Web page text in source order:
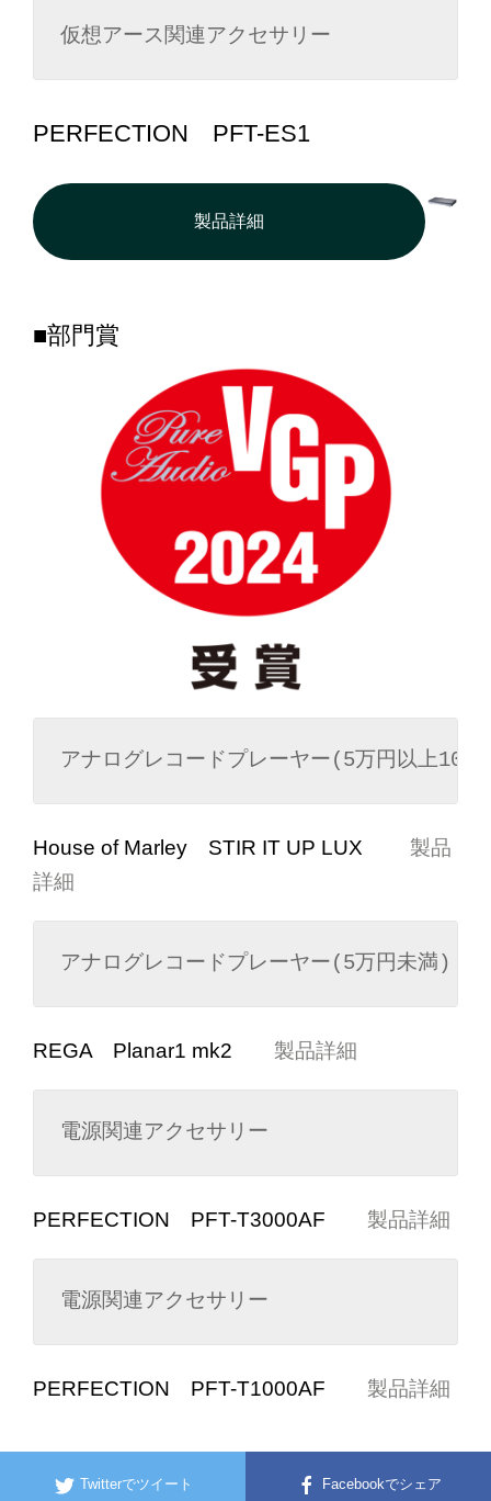
仮想アース関連アクセサリー
PERFECTION PFT-ES1
製品詳細
■部門賞
アナログレコードプレーヤー(5万円以上10
House of Marley STIR IT UP LUX 製品
詳細
アナログレコードプレーヤー(5万円未満)
REGA Planar1 mk2 製品詳細
電源関連アクセサリー
PERFECTION PFT-T3000AF 製品詳細
電源関連アクセサリー
PERFECTION PFT-T1000AF 製品詳細
Twitterでツイート Facebookでシェア